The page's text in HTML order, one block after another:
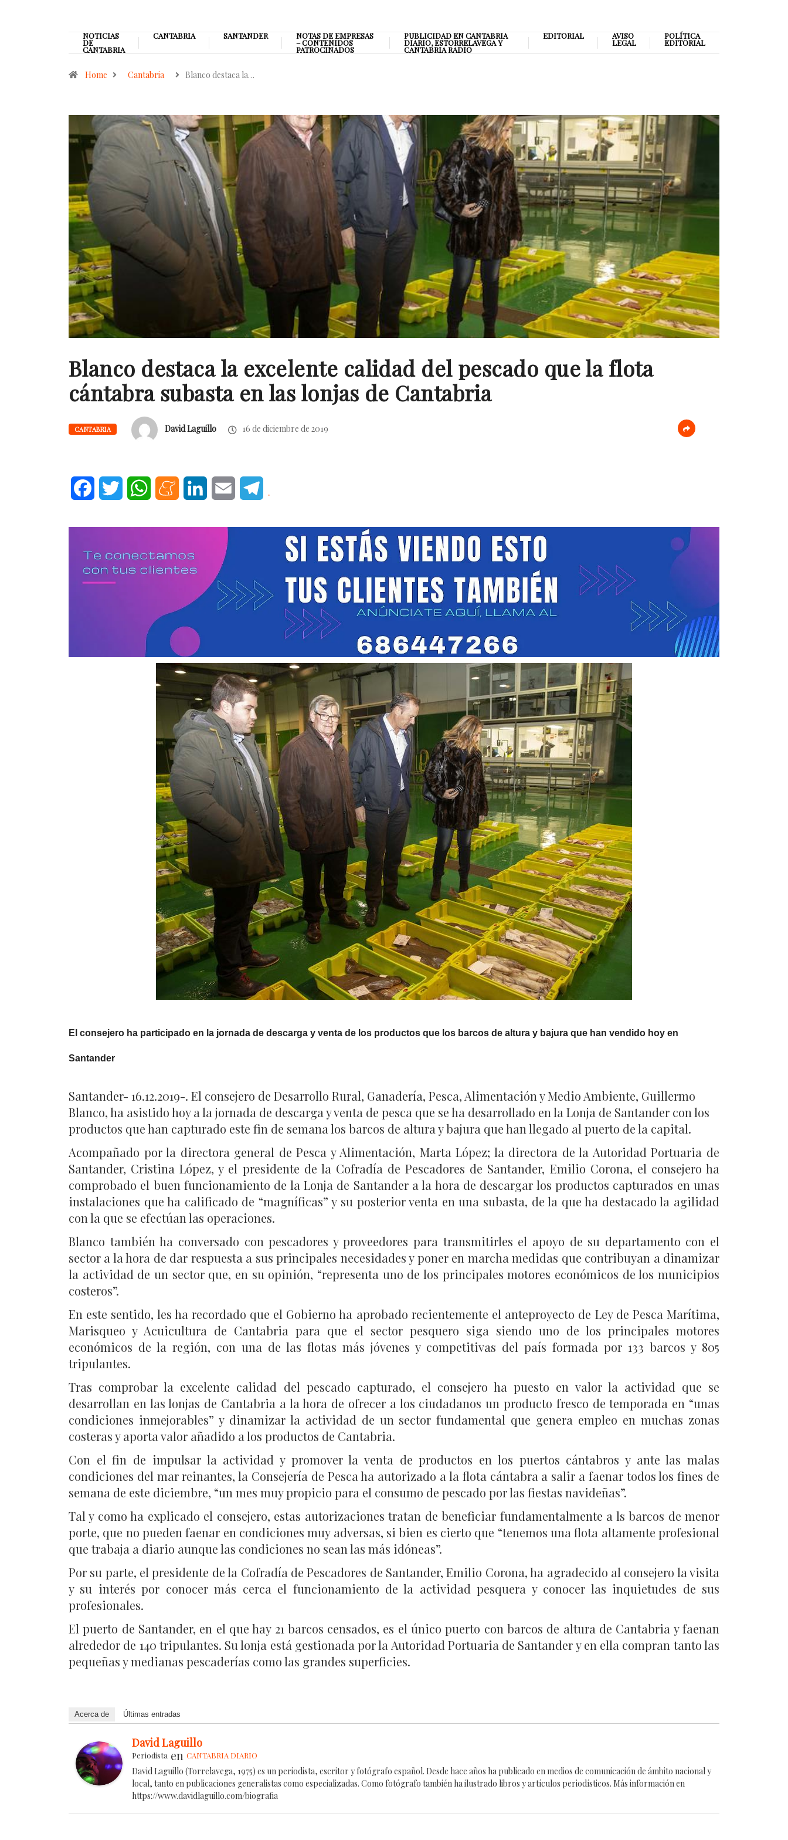
NOTICIAS
DE
CANTABRIA
CANTABRIA SANTANDER NOTAS DE EMPRESAS
– CONTENIDOS
PATROCINADOS
PUBLICIDAD EN CANTABRIA
DIARIO, ESTORRELAVEGA Y
CANTABRIA RADIO
EDITORIAL AVISO
LEGAL
POLÍTICA
EDITORIAL
Home Cantabria Blanco destaca la…
Blanco destaca la excelente calidad del pescado que la flota
cántabra subasta en las lonjas de Cantabria
CANTABRIA David Laguillo 16 de diciembre de 2019
FacebookTwitter WhatsAppMeneameLinkedInEmail .
El consejero ha participado en la jornada de descarga y venta de los productos que los barcos de altura y bajura que han vendido hoy en
Santander
Santander- 16.12.2019-. El consejero de Desarrollo Rural, Ganadería, Pesca, Alimentación y Medio Ambiente, Guillermo
Blanco, ha asistido hoy a la jornada de descarga y venta de pesca que se ha desarrollado en la Lonja de Santander con los
productos que han capturado este fin de semana los barcos de altura y bajura que han llegado al puerto de la capital.
Acompañado por la directora general de Pesca y Alimentación, Marta López; la directora de la Autoridad Portuaria de
Santander, Cristina López, y el presidente de la Cofradía de Pescadores de Santander, Emilio Corona, el consejero ha
comprobado el buen funcionamiento de la Lonja de Santander a la hora de descargar los productos capturados en unas
instalaciones que ha calificado de “magníficas” y su posterior venta en una subasta, de la que ha destacado la agilidad
con la que se efectúan las operaciones.
Blanco también ha conversado con pescadores y proveedores para transmitirles el apoyo de su departamento con el
sector a la hora de dar respuesta a sus principales necesidades y poner en marcha medidas que contribuyan a dinamizar
la actividad de un sector que, en su opinión, “representa uno de los principales motores económicos de los municipios
costeros”.
En este sentido, les ha recordado que el Gobierno ha aprobado recientemente el anteproyecto de Ley de Pesca Marítima,
Marisqueo y Acuicultura de Cantabria para que el sector pesquero siga siendo uno de los principales motores
económicos de la región, con una de las flotas más jóvenes y competitivas del país formada por 133 barcos y 805
tripulantes.
Tras comprobar la excelente calidad del pescado capturado, el consejero ha puesto en valor la actividad que se
desarrollan en las lonjas de Cantabria a la hora de ofrecer a los ciudadanos un producto fresco de temporada en “unas
condiciones inmejorables” y dinamizar la actividad de un sector fundamental que genera empleo en muchas zonas
costeras y aporta valor añadido a los productos de Cantabria.
Con el fin de impulsar la actividad y promover la venta de productos en los puertos cántabros y ante las malas
condiciones del mar reinantes, la Consejería de Pesca ha autorizado a la flota cántabra a salir a faenar todos los fines de
semana de este diciembre, “un mes muy propicio para el consumo de pescado por las fiestas navideñas”.
Tal y como ha explicado el consejero, estas autorizaciones tratan de beneficiar fundamentalmente a ls barcos de menor
porte, que no pueden faenar en condiciones muy adversas, si bien es cierto que “tenemos una flota altamente profesional
que trabaja a diario aunque las condiciones no sean las más idóneas”.
Por su parte, el presidente de la Cofradía de Pescadores de Santander, Emilio Corona, ha agradecido al consejero la visita
y su interés por conocer más cerca el funcionamiento de la actividad pesquera y conocer las inquietudes de sus
profesionales.
El puerto de Santander, en el que hay 21 barcos censados, es el único puerto con barcos de altura de Cantabria y faenan
alrededor de 140 tripulantes. Su lonja está gestionada por la Autoridad Portuaria de Santander y en ella compran tanto las
pequeñas y medianas pescaderías como las grandes superficies.
Acerca de Últimas entradas
David Laguillo
Periodista en CANTABRIA DIARIO
David Laguillo (Torrelavega, 1975) es un periodista, escritor y fotógrafo español. Desde hace años ha publicado en medios de comunicación de ámbito nacional y
local, tanto en publicaciones generalistas como especializadas. Como fotógrafo también ha ilustrado libros y artículos periodísticos. Más información en
https://www.davidlaguillo.com/biografia